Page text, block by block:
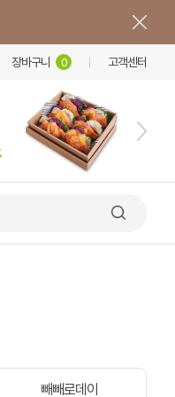
장바구니 0 고객센터
빼빼로데이